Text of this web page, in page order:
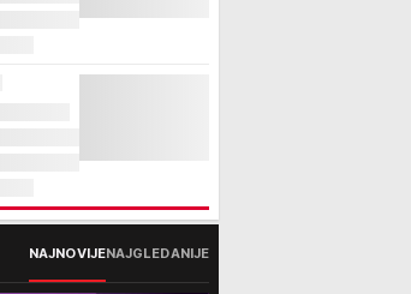
NAJNOVIJENAJGLEDANIJE